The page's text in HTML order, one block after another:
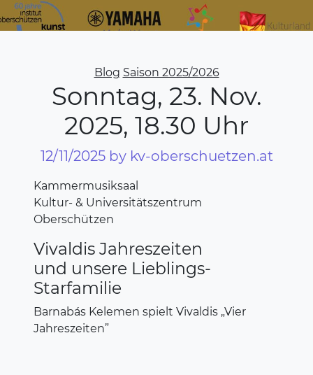
Categories
Blog Saison 2025/2026
Sonntag, 23. Nov.
2025, 18.30 Uhr
12/11/2025 by kv-oberschuetzen.at
Kammermusiksaal
Kultur- & Universitätszentrum
Oberschützen
Vivaldis Jahreszeiten
und unsere Lieblings-
Starfamilie
Barnabás Kelemen spielt Vivaldis „Vier
Jahreszeiten”